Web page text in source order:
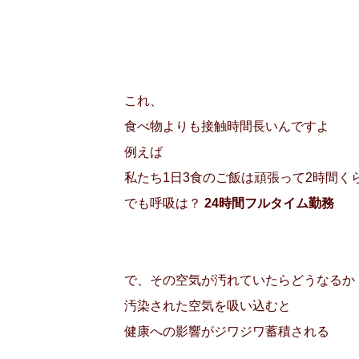
これ、
食べ物よりも接触時間長いんですよ
例えば
私たち1日3食のご飯は頑張って2時間く
でも呼吸は？ 24時間フルタイム勤務
で、その空気が汚れていたらどうなるか
汚染された空気を吸い込むと
健康への影響がジワジワ蓄積される